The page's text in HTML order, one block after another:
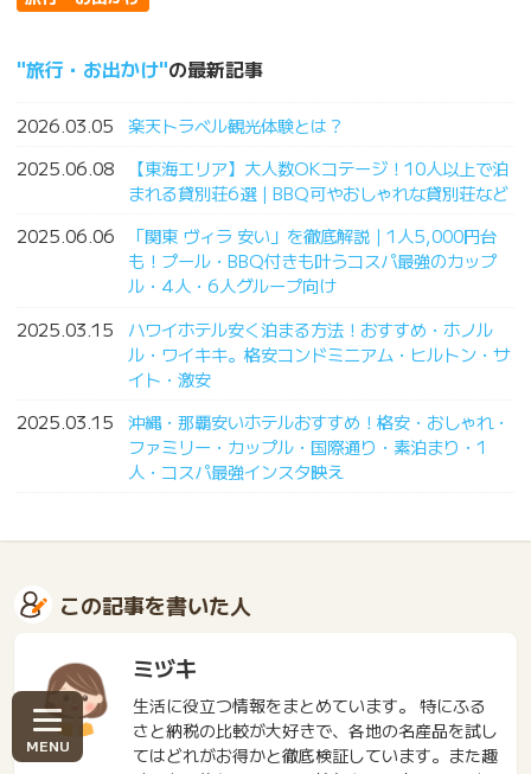
旅行・お出かけ の最新記事
2026.03.05
楽天トラベル観光体験とは？
2025.06.08
【東海エリア】大人数OKコテージ！10人以上で泊
まれる貸別荘6選｜BBQ可やおしゃれな貸別荘など
2025.06.06
「関東 ヴィラ 安い」を徹底解説｜1人5,000円台
も！プール・BBQ付きも叶うコスパ最強のカップ
ル・4人・6人グループ向け
2025.03.15
ハワイホテル安く泊まる方法！おすすめ・ホノル
ル・ワイキキ。格安コンドミニアム・ヒルトン・サ
イト・激安
2025.03.15
沖縄・那覇安いホテルおすすめ！格安・おしゃれ・
ファミリー・カップル・国際通り・素泊まり・1
人・コスパ最強インスタ映え
この記事を書いた人
ミヅキ
生活に役立つ情報をまとめています。 特にふる
さと納税の比較が大好きで、各地の名産品を試し
てはどれがお得かと徹底検証しています。また趣